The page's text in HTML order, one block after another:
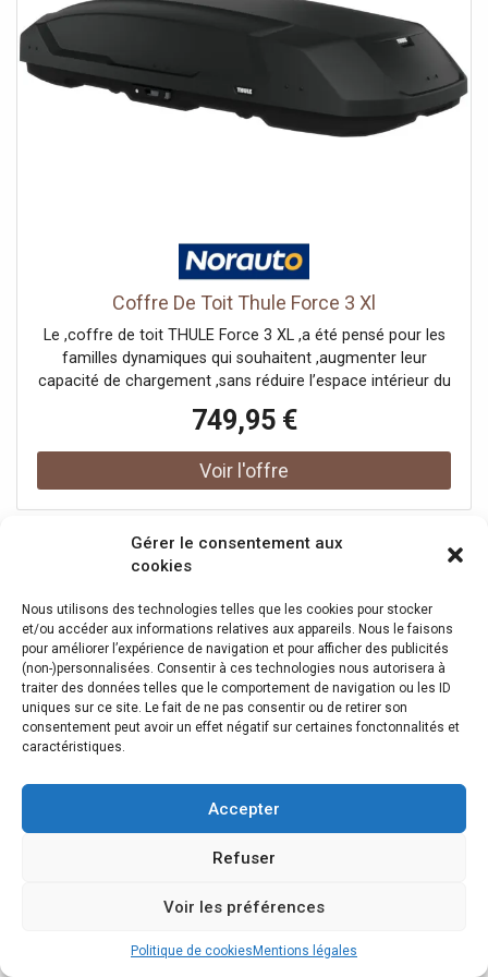
Gérer le consentement aux
cookies
Nous utilisons des technologies telles que les cookies pour stocker
et/ou accéder aux informations relatives aux appareils. Nous le faisons
pour améliorer l’expérience de navigation et pour afficher des publicités
(non-)personnalisées. Consentir à ces technologies nous autorisera à
traiter des données telles que le comportement de navigation ou les ID
uniques sur ce site. Le fait de ne pas consentir ou de retirer son
consentement peut avoir un effet négatif sur certaines fonctonnalités et
caractéristiques.
Accepter
Refuser
Voir les préférences
Politique de cookies Mentions légales
de main. Un clic sonore vous assure que l’ensemble est
solidement fixé.Pour ,sécuriser vos effets personnels,
le ,système SlideLock ,verrouille automatiquement le
couvercle et confirme sa bonne fermeture.Le ,modèle
Force 3 XXL de THULE ,a été soumis à des tests rigoureux,
dépassant les exigences de sécurité standard pour vous
Coffre De Toit Thule Force 3 Xl
Le ,coffre de toit THULE Force 3 XL ,a été pensé pour les
familles dynamiques qui souhaitent ,augmenter leur
capacité de chargement ,sans réduire l’espace intérieur du
robuste, il est parfaitement adapté à une utilisation
régulière tout au long de l’année. Son ,revêtement texturé
AeroSkin ,assure une résistance optimale à l’usure et aux
intempéries, pour une durabilité maximale.Sa ,forme
bruits liés au vent pendant la conduite. L’accès au contenu
est facilité grâce à l’ouverture DualSide, qui permet une
PowerClick ,rend l’installation rapide et intuitive. Un signal
sonore « clic » vous indique que le montage est
correctement réalisé.Pour garantir la sécurité de vos
biens, le couvercle se verrouille automatiquement grâce
au ,mécanisme SlideLock, qui confirme sa fermeture avec
un clic sonore.Testé au-delà des normes de sécurité
habituelles, le ,coffre THULE Force 3 XL ,vous offre une
le ,modèle XL ,est idéal pour emporter toutes vos affaires
lors de vos départs en vacances, sans compromis sur le
confort à bord.
749,95 €
Coffre De Toit Bas Taille Xl Thule Motion 3 Noir
Brillant 400 L